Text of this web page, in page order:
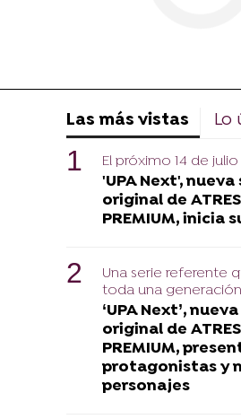
Las más vistas Lo
El próximo 14 de julio
'UPA Next', nueva
original de
PREMIUM, inicia
Una serie referente
toda una generación
‘UPA Next’,
original de
PREMIUM,
protagonistas y
personajes